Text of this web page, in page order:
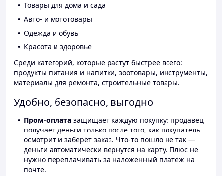
Товары для дома и сада
Авто- и мототовары
Одежда и обувь
Красота и здоровье
Среди категорий, которые растут быстрее всего:
продукты питания и напитки, зоотовары, инструменты,
материалы для ремонта, строительные товары.
Удобно, безопасно, выгодно
Пром-оплата защищает каждую покупку: продавец
получает деньги только после того, как покупатель
осмотрит и заберёт заказ. Что-то пошло не так —
деньги автоматически вернутся на карту. Плюс не
нужно переплачивать за наложенный платёж на
почте.